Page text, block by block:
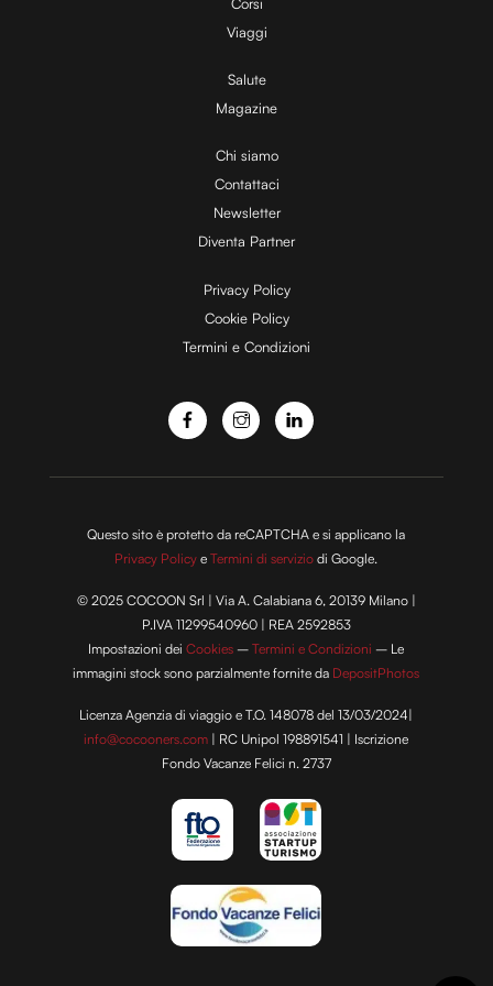
V
i
d
e
o
Viaggi
Salute
Magazine
Chi siamo
Contattaci
Newsletter
Diventa Partner
Privacy Policy
Cookie Policy
Termini e Condizioni
Questo sito è protetto da reCAPTCHA e si applicano la
Privacy Policy eTermini di servizio di Google.
© 2025 COCOON Srl | Via A. Calabiana 6, 20139 Milano |
P.IVA 11299540960 | REA 2592853
Impostazioni deiCookies –Termini e Condizioni – Le
immagini stock sono parzialmente fornite da DepositPhotos
Licenza Agenzia di viaggio e T.O. 148078 del 13/03/2024|
info@cocooners.com | RC Unipol 198891541 | Iscrizione
Fondo Vacanze Felici n. 2737